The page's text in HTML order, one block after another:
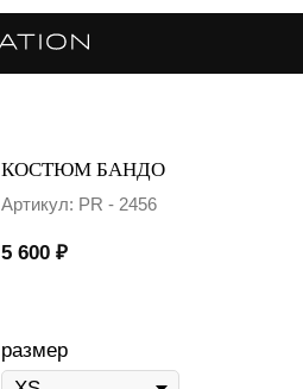
КОСТЮМ БАНДО
Артикул: PR - 2456
5 600 ₽
размер